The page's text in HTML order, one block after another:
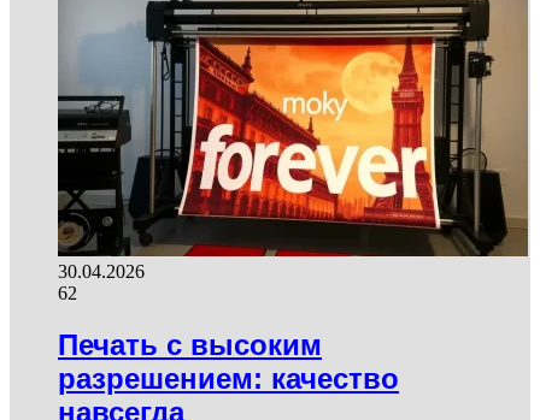
30.04.2026
62
Печать с высоким
разрешением: качество
навсегда